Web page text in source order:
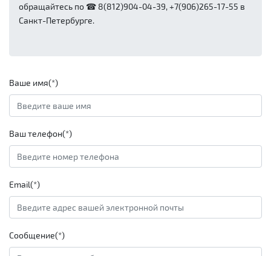
обращайтесь по ☎ 8(812)904-04-39, +7(906)265-17-55 в
Санкт-Петербурге.
Ваше имя(*)
Ваш телефон(*)
Email(*)
Сообщение(*)